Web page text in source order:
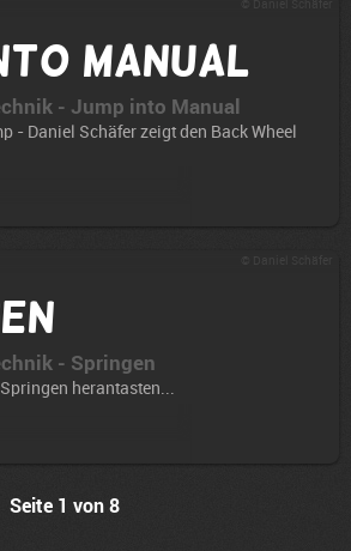
Manual
- Jump into Manual
- Daniel Schäfer zeigt den Back Wheel
- Springen
herantasten...
Seite 1 von 8